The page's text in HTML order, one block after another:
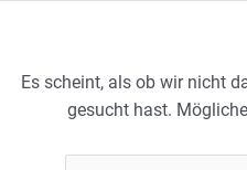
Es scheint, als ob wir nicht
gesucht hast.